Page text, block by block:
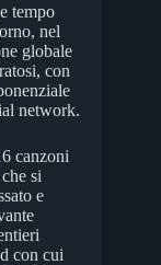
tempo
nel
globale
con
network.
canzoni
si
e
con cui